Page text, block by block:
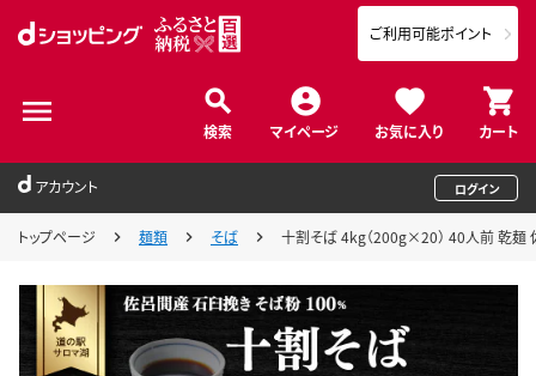
検索 マイページ お気に入り カート
ご利用可能ポイント
アカウント ログイン
トップページ 麺類 そば 十割そば 4kg（200g×20） 40人前 乾麺